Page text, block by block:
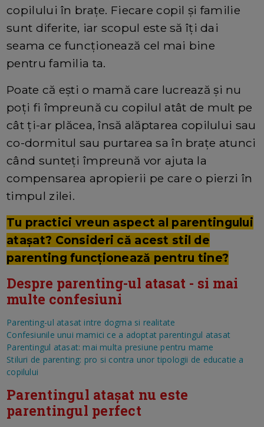
copilului în braţe. Fiecare copil şi familie
sunt diferite, iar scopul este să îţi dai
seama ce funcţionează cel mai bine
pentru familia ta.
Poate că eşti o mamă care lucrează şi nu
poţi fi împreună cu copilul atât de mult pe
cât ţi-ar plăcea, însă alăptarea copilului sau
co-dormitul sau purtarea sa în braţe atunci
când sunteţi împreună vor ajuta la
compensarea apropierii pe care o pierzi în
timpul zilei.
Tu practici vreun aspect al parentingului
ataşat? Consideri că acest stil de
parenting funcţionează pentru tine?
Despre parenting-ul atasat - si mai
multe confesiuni
Parenting-ul atasat intre dogma si realitate
Confesiunile unui mamici ce a adoptat parentingul atasat
Parentingul atasat: mai multa presiune pentru mame
Stiluri de parenting: pro si contra unor tipologii de educatie a
copilului
Parentingul atașat nu este
parentingul perfect